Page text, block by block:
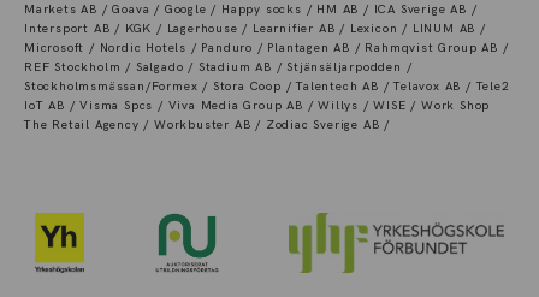
Markets AB / Goava / Google / Happy socks / HM AB / ICA Sverige AB /
Intersport AB / KGK / Lagerhouse / Learnifier AB / Lexicon / LINUM AB /
Microsoft / Nordic Hotels / Panduro / Plantagen AB / Rahmqvist Group AB /
REF Stockholm / Salgado / Stadium AB / Stjänsäljarpodden /
Stockholmsmässan/Formex / Stora Coop / Talentech AB / Telavox AB / Tele2
IoT AB / Visma Spcs / Viva Media Group AB / Willys / WISE / Work Shop
The Retail Agency / Workbuster AB / Zodiac Sverige AB /